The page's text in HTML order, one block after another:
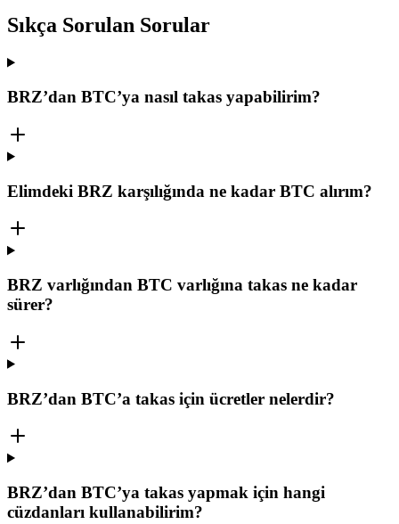
Sıkça Sorulan Sorular
BRZ’dan BTC’ya nasıl takas yapabilirim?
Elimdeki BRZ karşılığında ne kadar BTC alırım?
BRZ varlığından BTC varlığına takas ne kadar
sürer?
BRZ’dan BTC’a takas için ücretler nelerdir?
BRZ’dan BTC’ya takas yapmak için hangi
cüzdanları kullanabilirim?